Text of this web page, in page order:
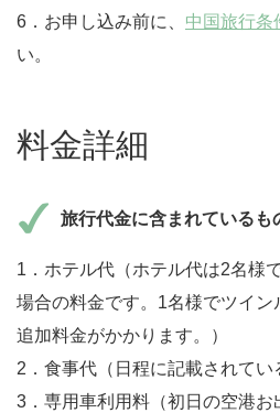
6．お申し込み前に、 中国旅行条
い。
料金詳細
旅行代金に含まれているも
1．ホテル代（ホテル代は2名様
場合の料金です。1名様でツイ
追加料金がかかります。）
2．食事代（日程に記載されてい
3．専用車利用料（初日の空港